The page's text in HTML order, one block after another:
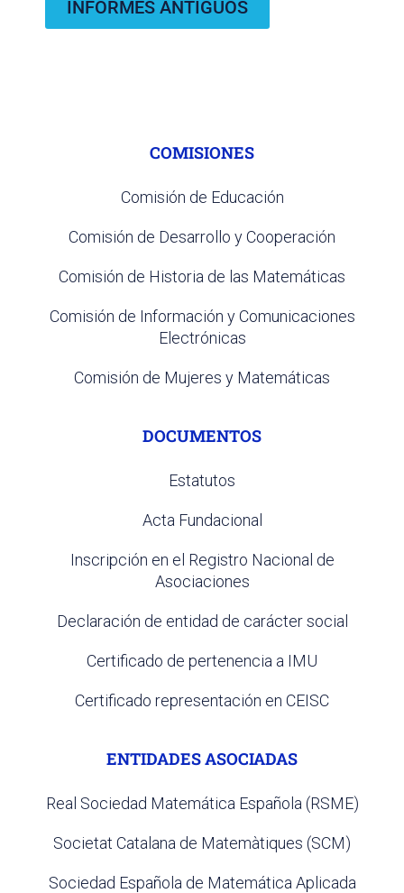
INFORMES ANTIGUOS
COMISIONES
Comisión de Educación
Comisión de Desarrollo y Cooperación
Comisión de Historia de las Matemáticas
Comisión de Información y Comunicaciones
Electrónicas
Comisión de Mujeres y Matemáticas
DOCUMENTOS
Estatutos
Acta Fundacional
Inscripción en el Registro Nacional de
Asociaciones
Declaración de entidad de carácter social
Certificado de pertenencia a IMU
Certificado representación en CEISC
ENTIDADES ASOCIADAS
Real Sociedad Matemática Española (RSME)
Societat Catalana de Matemàtiques (SCM)
Sociedad Española de Matemática Aplicada